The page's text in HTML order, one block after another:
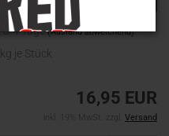
3-4 Tage(Ausland abweichend)
kg je Stück
16,95 EUR
inkl. 19% MwSt. zzgl. Versand